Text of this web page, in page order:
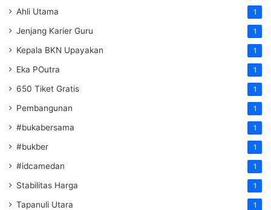
Ahli Utama 1
Jenjang Karier Guru 1
Kepala BKN Upayakan 1
Eka POutra 1
650 Tiket Gratis 1
Pembangunan 1
#bukabersama 1
#bukber 1
#idcamedan 1
Stabilitas Harga 1
Tapanuli Utara 1